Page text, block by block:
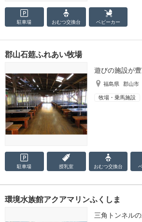
駐車場 おむつ交換台 ベビーカー
郡山石筵ふれあい牧場
遊びの施設が
福島県 郡山市
牧場・乗馬施設
駐車場 授乳室 おむつ交換台
環境水族館アクアマリンふくしま
三角トンネル